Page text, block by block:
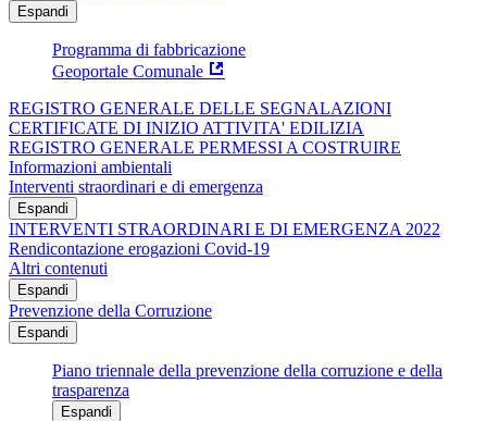
Espandi
Programma di fabbricazione
Geoportale Comunale
REGISTRO GENERALE DELLE SEGNALAZIONI
CERTIFICATE DI INIZIO ATTIVITA' EDILIZIA
REGISTRO GENERALE PERMESSI A COSTRUIRE
Informazioni ambientali
Interventi straordinari e di emergenza
Espandi
INTERVENTI STRAORDINARI E DI EMERGENZA 2022
Rendicontazione erogazioni Covid-19
Altri contenuti
Espandi
Prevenzione della Corruzione
Espandi
Piano triennale della prevenzione della corruzione e della
trasparenza
Espandi